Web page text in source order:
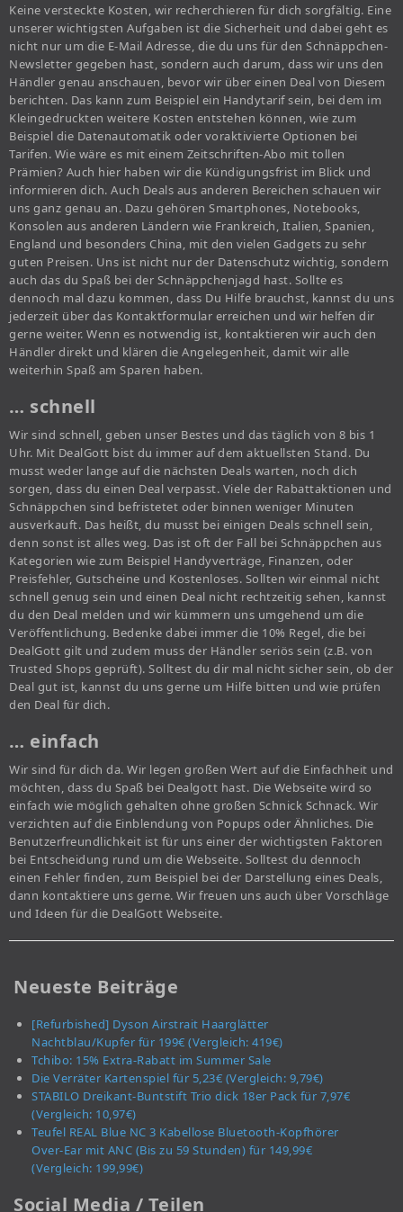
Keine versteckte Kosten, wir recherchieren für dich sorgfältig. Eine
unserer wichtigsten Aufgaben ist die Sicherheit und dabei geht es
nicht nur um die E-Mail Adresse, die du uns für den Schnäppchen-
Newsletter gegeben hast, sondern auch darum, dass wir uns den
Händler genau anschauen, bevor wir über einen Deal von Diesem
berichten. Das kann zum Beispiel ein Handytarif sein, bei dem im
Kleingedruckten weitere Kosten entstehen können, wie zum
Beispiel die Datenautomatik oder voraktivierte Optionen bei
Tarifen. Wie wäre es mit einem Zeitschriften-Abo mit tollen
Prämien? Auch hier haben wir die Kündigungsfrist im Blick und
informieren dich. Auch Deals aus anderen Bereichen schauen wir
uns ganz genau an. Dazu gehören Smartphones, Notebooks,
Konsolen aus anderen Ländern wie Frankreich, Italien, Spanien,
England und besonders China, mit den vielen Gadgets zu sehr
guten Preisen. Uns ist nicht nur der Datenschutz wichtig, sondern
auch das du Spaß bei der Schnäppchenjagd hast. Sollte es
dennoch mal dazu kommen, dass Du Hilfe brauchst, kannst du uns
jederzeit über das Kontaktformular erreichen und wir helfen dir
gerne weiter. Wenn es notwendig ist, kontaktieren wir auch den
Händler direkt und klären die Angelegenheit, damit wir alle
weiterhin Spaß am Sparen haben.
… schnell
Wir sind schnell, geben unser Bestes und das täglich von 8 bis 1
Uhr. Mit DealGott bist du immer auf dem aktuellsten Stand. Du
musst weder lange auf die nächsten Deals warten, noch dich
sorgen, dass du einen Deal verpasst. Viele der Rabattaktionen und
Schnäppchen sind befristetet oder binnen weniger Minuten
ausverkauft. Das heißt, du musst bei einigen Deals schnell sein,
denn sonst ist alles weg. Das ist oft der Fall bei Schnäppchen aus
Kategorien wie zum Beispiel Handyverträge, Finanzen, oder
Preisfehler, Gutscheine und Kostenloses. Sollten wir einmal nicht
schnell genug sein und einen Deal nicht rechtzeitig sehen, kannst
du den Deal melden und wir kümmern uns umgehend um die
Veröffentlichung. Bedenke dabei immer die 10% Regel, die bei
DealGott gilt und zudem muss der Händler seriös sein (z.B. von
Trusted Shops geprüft). Solltest du dir mal nicht sicher sein, ob der
Deal gut ist, kannst du uns gerne um Hilfe bitten und wie prüfen
den Deal für dich.
… einfach
Wir sind für dich da. Wir legen großen Wert auf die Einfachheit und
möchten, dass du Spaß bei Dealgott hast. Die Webseite wird so
einfach wie möglich gehalten ohne großen Schnick Schnack. Wir
verzichten auf die Einblendung von Popups oder Ähnliches. Die
Benutzerfreundlichkeit ist für uns einer der wichtigsten Faktoren
bei Entscheidung rund um die Webseite. Solltest du dennoch
einen Fehler finden, zum Beispiel bei der Darstellung eines Deals,
dann kontaktiere uns gerne. Wir freuen uns auch über Vorschläge
und Ideen für die DealGott Webseite.
Neueste Beiträge
[Refurbished] Dyson Airstrait Haarglätter
Nachtblau/Kupfer für 199€ (Vergleich: 419€)
Tchibo: 15% Extra-Rabatt im Summer Sale
Die Verräter Kartenspiel für 5,23€ (Vergleich: 9,79€)
STABILO Dreikant-Buntstift Trio dick 18er Pack für 7,97€
(Vergleich: 10,97€)
Teufel REAL Blue NC 3 Kabellose Bluetooth-Kopfhörer
Over-Ear mit ANC (Bis zu 59 Stunden) für 149,99€
(Vergleich: 199,99€)
Social Media / Teilen